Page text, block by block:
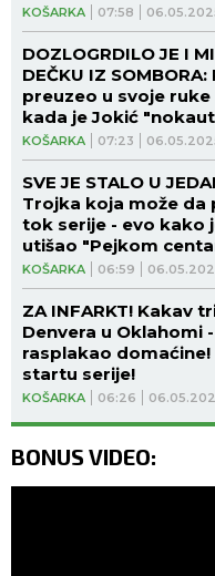
KOŠARKA 07:58
KOŠARKA 07:23
DOZLOGRDILO JE I
DEČKU IZ
preuzeo u svoje
kada je Jokić
košarkaša Oklahome!
KOŠARKA 06:59
SVE JE STALO U
Trojka koja može da
tok serije - evo kako
utišao "Pejkom
(VIDEO)
KOŠARKA 06:26
ZA INFARKT! Kakav
Denvera u Oklahomi
rasplakao domaćine!
startu serije!
BONUS VIDEO: